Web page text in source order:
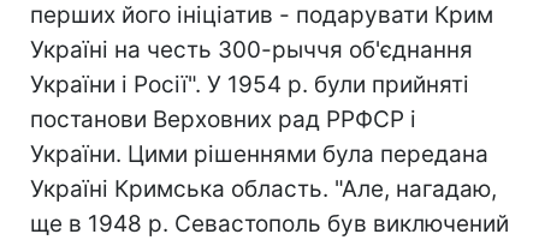
перших його ініціатив - подарувати Крим
Україні на честь 300-рыччя об'єднання
України і Росії". У 1954 р. були прийняті
постанови Верховних рад РРФСР і
України. Цими рішеннями була передана
Україні Кримська область. "Але, нагадаю,
ще в 1948 р. Севастополь був виключений